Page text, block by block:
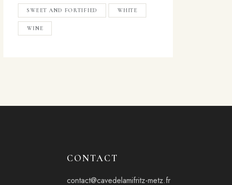
SWEET AND FORTIFIED WHITE
WINE
CONTACT
contact@cavedelamifritz-metz.fr